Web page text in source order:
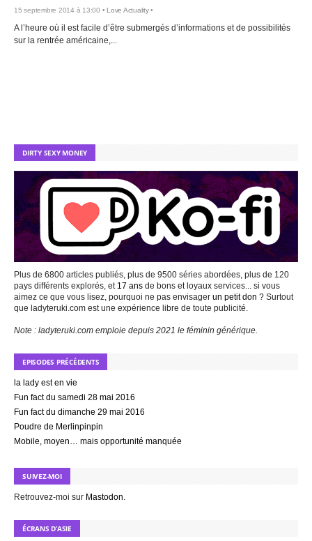
15 septembre 2014 à 13:00 • Love Actuality•
A l’heure où il est facile d’être submergés d’informations et de possibilités
sur la rentrée américaine,...
DIRTY SEXY MONEY
Plus de 6800 articles publiés, plus de 9500 séries abordées, plus de 120
pays différents explorés, et 17 ans de bons et loyaux services... si vous
aimez ce que vous lisez, pourquoi ne pas envisager un petit don ? Surtout
que ladyteruki.com est une expérience libre de toute publicité.
Note : ladyteruki.com emploie depuis 2021 le féminin générique.
EPISODES PRÉCÉDENTS
la lady est en vie
Fun fact du samedi 28 mai 2016
Fun fact du dimanche 29 mai 2016
Poudre de Merlinpinpin
Mobile, moyen… mais opportunité manquée
SUIVEZ-MOI
Retrouvez-moi sur Mastodon
ÉCRANS D’ASIE